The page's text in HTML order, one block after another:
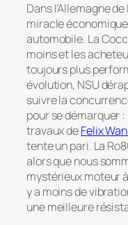
Dans l’Allemagne
miracle
automobile. La
moins et les
toujours plus
évolution, NSU
suivre la
pour se démarquer
travaux deFelix
tente un pari. La
alors que nous
mystérieux moteur
y a moins de
une meilleure